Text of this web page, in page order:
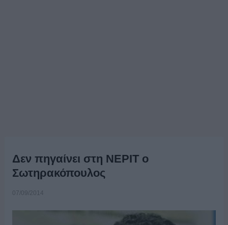
Δεν πηγαίνει στη ΝΕΡΙΤ ο
Σωτηρακόπουλος
07/09/2014